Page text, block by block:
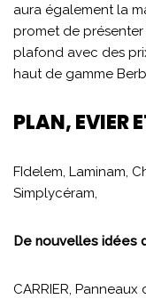
aura également la
promet de
plafond avec des
haut de gamme
PLAN, EVIER
FIdelem, Laminam,
Simplycéram,
De nouvelles idées
CARRIER,